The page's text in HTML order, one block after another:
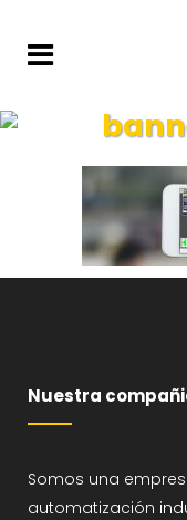
Nuestra
Somos una
automatización